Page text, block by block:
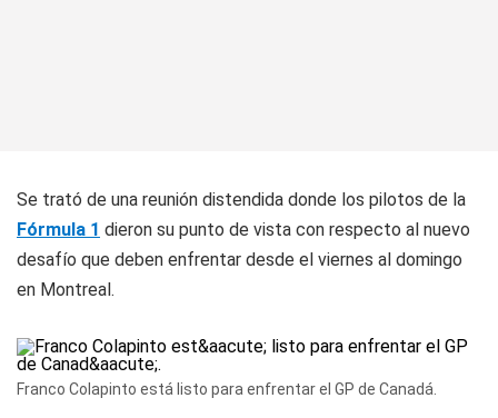
Se trató de una reunión distendida donde los pilotos de la
Fórmula 1 dieron su punto de vista con respecto al nuevo
desafío que deben enfrentar desde el viernes al domingo
en Montreal.
Franco Colapinto está listo para enfrentar el GP de Canadá.